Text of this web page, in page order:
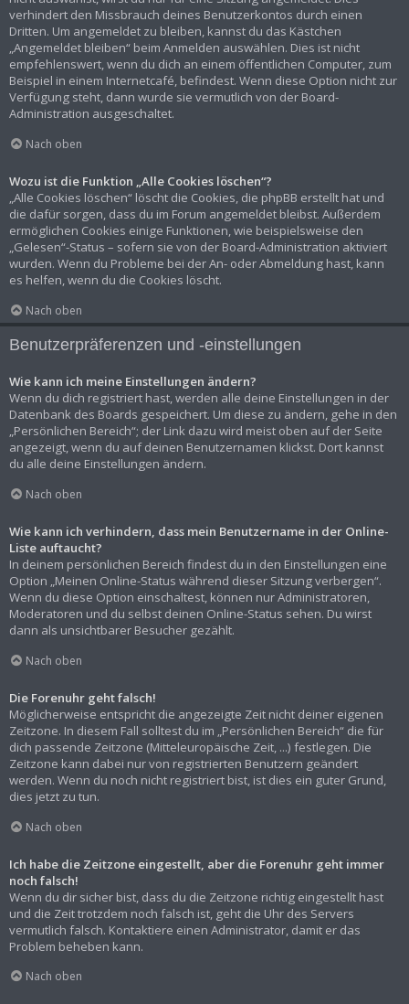
verhindert den Missbrauch deines Benutzerkontos durch einen
Dritten. Um angemeldet zu bleiben, kannst du das Kästchen
„Angemeldet bleiben“ beim Anmelden auswählen. Dies ist nicht
empfehlenswert, wenn du dich an einem öffentlichen Computer, zum
Beispiel in einem Internetcafé, befindest. Wenn diese Option nicht zur
Verfügung steht, dann wurde sie vermutlich von der Board-
Administration ausgeschaltet.
Nach oben
Wozu ist die Funktion „Alle Cookies löschen“?
„Alle Cookies löschen“ löscht die Cookies, die phpBB erstellt hat und
die dafür sorgen, dass du im Forum angemeldet bleibst. Außerdem
ermöglichen Cookies einige Funktionen, wie beispielsweise den
„Gelesen“-Status – sofern sie von der Board-Administration aktiviert
wurden. Wenn du Probleme bei der An- oder Abmeldung hast, kann
es helfen, wenn du die Cookies löscht.
Nach oben
Benutzerpräferenzen und -einstellungen
Wie kann ich meine Einstellungen ändern?
Wenn du dich registriert hast, werden alle deine Einstellungen in der
Datenbank des Boards gespeichert. Um diese zu ändern, gehe in den
„Persönlichen Bereich“; der Link dazu wird meist oben auf der Seite
angezeigt, wenn du auf deinen Benutzernamen klickst. Dort kannst
du alle deine Einstellungen ändern.
Nach oben
Wie kann ich verhindern, dass mein Benutzername in der Online-
Liste auftaucht?
In deinem persönlichen Bereich findest du in den Einstellungen eine
Option „Meinen Online-Status während dieser Sitzung verbergen“.
Wenn du diese Option einschaltest, können nur Administratoren,
Moderatoren und du selbst deinen Online-Status sehen. Du wirst
dann als unsichtbarer Besucher gezählt.
Nach oben
Die Forenuhr geht falsch!
Möglicherweise entspricht die angezeigte Zeit nicht deiner eigenen
Zeitzone. In diesem Fall solltest du im „Persönlichen Bereich“ die für
dich passende Zeitzone (Mitteleuropäische Zeit, ...) festlegen. Die
Zeitzone kann dabei nur von registrierten Benutzern geändert
werden. Wenn du noch nicht registriert bist, ist dies ein guter Grund,
dies jetzt zu tun.
Nach oben
Ich habe die Zeitzone eingestellt, aber die Forenuhr geht immer
noch falsch!
Wenn du dir sicher bist, dass du die Zeitzone richtig eingestellt hast
und die Zeit trotzdem noch falsch ist, geht die Uhr des Servers
vermutlich falsch. Kontaktiere einen Administrator, damit er das
Problem beheben kann.
Nach oben